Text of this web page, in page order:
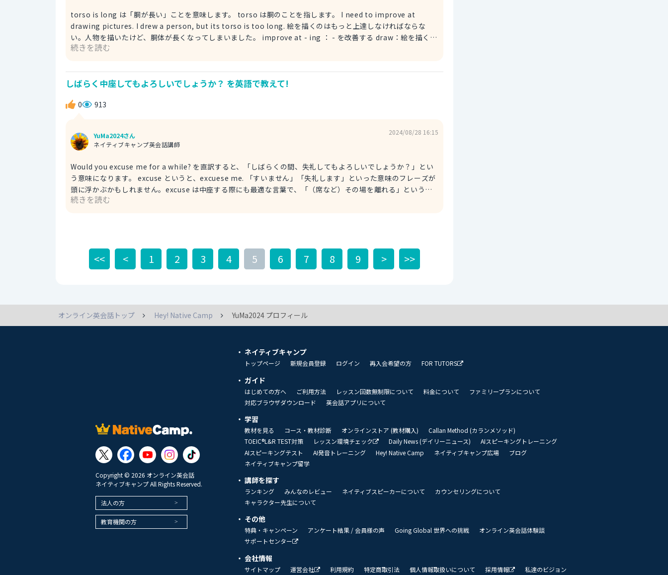
torso is long は「胴が長い」ことを意味します。 torso は胴のことを指します。 I need to improve at
drawing pictures. I drew a person, but its torso is too long. 絵を描くのはもっと上達しなければならな
い。人物を描いたけど、胴体が長くなってしまいました。 improve at - ing ： - を改善する draw：絵を描く
have a long torso は直訳すると「長い胴体を持っている」つまり「胴が長い」ことを意味します。 I am not
ジは胴が長くなってしまいました。
続きを読む
しばらく中座してもよろしいでしょうか？ を英語で教えて!
0 913
YuMa2024さん
ネイティブキャンプ英会話講師
2024/08/28 16:15
Would you excuse me for a while? を直訳すると、「しばらくの間、失礼してもよろしいでしょうか？」とい
う意味になります。 excuse というと、excuese me. 「すいません」「失礼します」といった意味のフレーズが
頭に浮かぶかもしれません。excuse は中座する際にも最適な言葉で、「（席など）その場を離れる」という意
味の動詞です。 May I excuse for a while? I have an incoming call to take. ちょっと失礼してもいいです
すか？この後、 宿題があるんです。
続きを読む
<< < 1 2 3 4 5 6 7 8 9 > >>
オンライン英会話トップ Hey! Native Camp YuMa2024 プロフィール
Copyright © 2026 オンライン英会話
ネイティブキャンプ All Rights Reserved.
法人の方
教育機関の方
ネイティブキャンプ
トップページ 新規会員登録 ログイン 再入会希望の方 FOR TUTORS
ガイド
はじめての方へ ご利用方法 レッスン回数無制限について 料金について
ファミリープランについて
対応ブラウザダウンロード
英会話アプリについて
学習
教材を見る コース・教材診断 オンラインストア (教材購入)
Callan Method (カランメソッド)
TOEIC®L&R TEST対策
レッスン環境チェック Daily News (デイリーニュース)
AIスピーキングトレーニング
AIスピーキングテスト
AI発音トレーニング Hey! Native Camp ネイティブキャンプ広場
ブログ
ネイティブキャンプ留学
講師を探す
ランキング みんなのレビュー ネイティブスピーカーについて
カウンセリングについて
キャラクター先生について
その他
特典・キャンペーン アンケート結果 / 会員様の声 Going Global 世界への挑戦
オンライン英会話体験談
サポートセンター
会社情報
サイトマップ 運営会社 利用規約 特定商取引法 個人情報取扱いについて 採用情報 私達のビジョン